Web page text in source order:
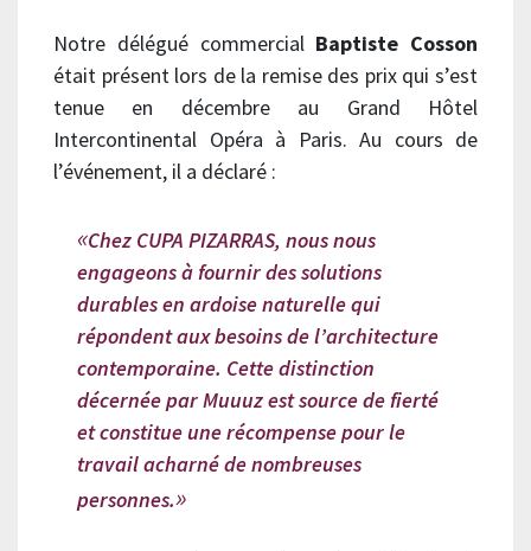
Notre délégué commercial Baptiste Cosson
était présent lors de la remise des prix qui s’est
tenue en décembre au Grand Hôtel
Intercontinental Opéra à Paris. Au cours de
l’événement, il a déclaré :
Chez CUPA PIZARRAS, nous nous
engageons à fournir des solutions
durables en ardoise naturelle qui
répondent aux besoins de l’architecture
contemporaine. Cette distinction
décernée par Muuuz est source de fierté
et constitue une récompense pour le
travail acharné de nombreuses
personnes.